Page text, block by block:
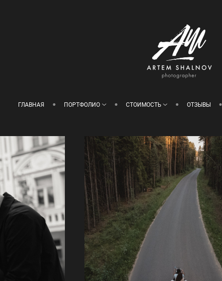
ГЛАВНАЯ ПОРТФОЛИО СТОИМОСТЬ ОТЗЫВЫ